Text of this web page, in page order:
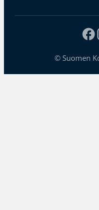
© Suomen